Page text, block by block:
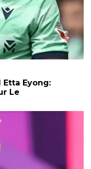
Etta Eyong:
Le